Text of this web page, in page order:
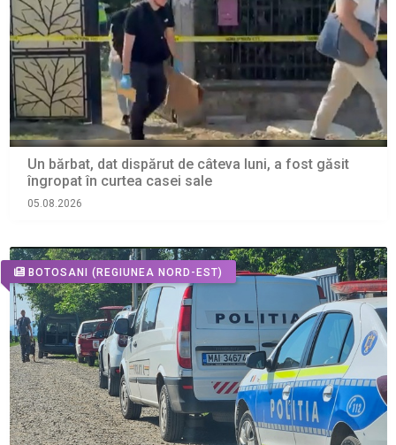
Un bărbat, dat dispărut de câteva luni, a fost găsit
îngropat în curtea casei sale
05.08.2026
BOTOSANI (REGIUNEA NORD-EST)